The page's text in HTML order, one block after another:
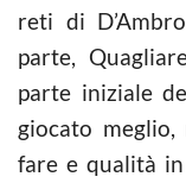
reti di
parte,
parte iniziale
giocato
fare e qualità